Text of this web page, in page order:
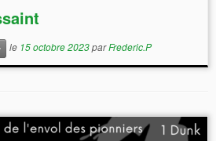
le 15 octobre 2023parFrederic.P